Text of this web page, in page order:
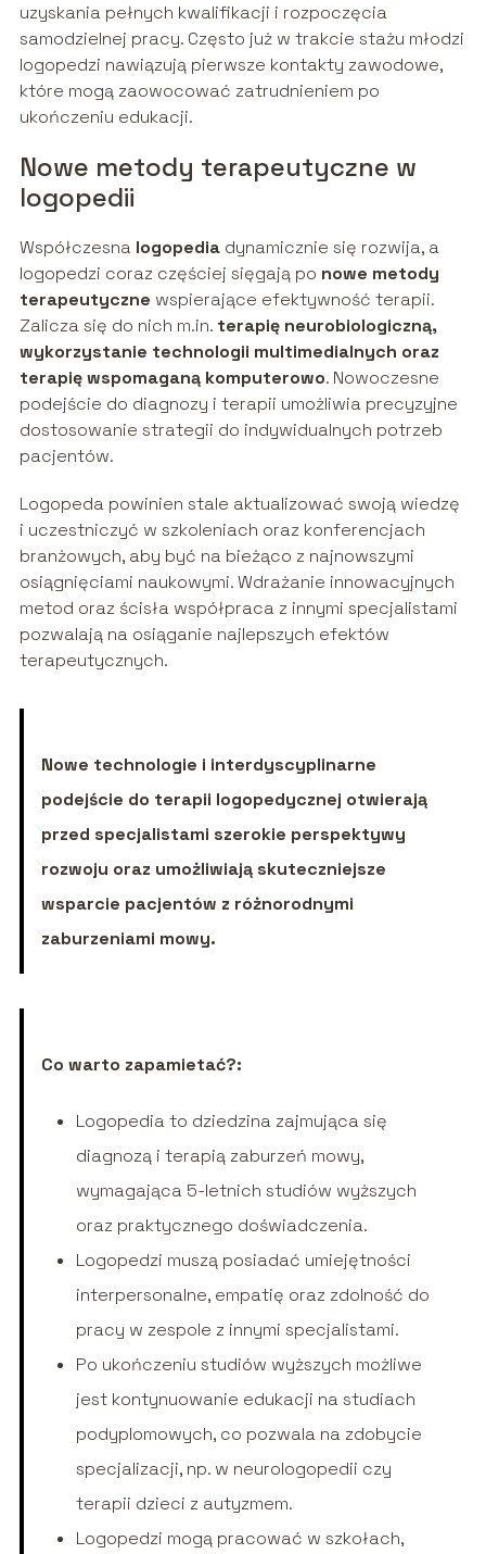
uzyskania pełnych kwalifikacji i rozpoczęcia
samodzielnej pracy. Często już w trakcie stażu młodzi
logopedzi nawiązują pierwsze kontakty zawodowe,
które mogą zaowocować zatrudnieniem po
ukończeniu edukacji.
Nowe metody terapeutyczne w
logopedii
Współczesna logopediadynamicznie się rozwija, a
logopedzi coraz częściej sięgają po nowe metody
terapeutyczne wspierające efektywność terapii.
Zalicza się do nich m.in. terapię neurobiologiczną,
wykorzystanie technologii multimedialnych oraz
terapię wspomaganą komputerowo. Nowoczesne
podejście do diagnozy i terapii umożliwia precyzyjne
dostosowanie strategii do indywidualnych potrzeb
pacjentów.
Logopeda powinien stale aktualizować swoją wiedzę
i uczestniczyć w szkoleniach oraz konferencjach
branżowych, aby być na bieżąco z najnowszymi
osiągnięciami naukowymi. Wdrażanie innowacyjnych
metod oraz ścisła współpraca z innymi specjalistami
pozwalają na osiąganie najlepszych efektów
terapeutycznych.
Nowe technologie i interdyscyplinarne
podejście do terapii logopedycznej otwierają
przed specjalistami szerokie perspektywy
rozwoju oraz umożliwiają skuteczniejsze
wsparcie pacjentów z różnorodnymi
zaburzeniami mowy.
Co warto zapamietać?:
Logopedia to dziedzina zajmująca się
diagnozą i terapią zaburzeń mowy,
wymagająca 5-letnich studiów wyższych
oraz praktycznego doświadczenia.
Logopedzi muszą posiadać umiejętności
interpersonalne, empatię oraz zdolność do
pracy w zespole z innymi specjalistami.
Po ukończeniu studiów wyższych możliwe
jest kontynuowanie edukacji na studiach
podyplomowych, co pozwala na zdobycie
specjalizacji, np. w neurologopedii czy
terapii dzieci z autyzmem.
Logopedzi mogą pracować w szkołach,